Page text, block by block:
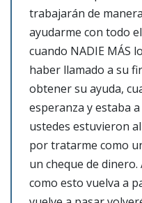
trabajarán de
ayudarme con todo
cuando NADIE MÁS
haber llamado a su
obtener su ayuda,
esperanza y estaba
ustedes estuvieron
por tratarme como
un cheque de
como esto vuelva a